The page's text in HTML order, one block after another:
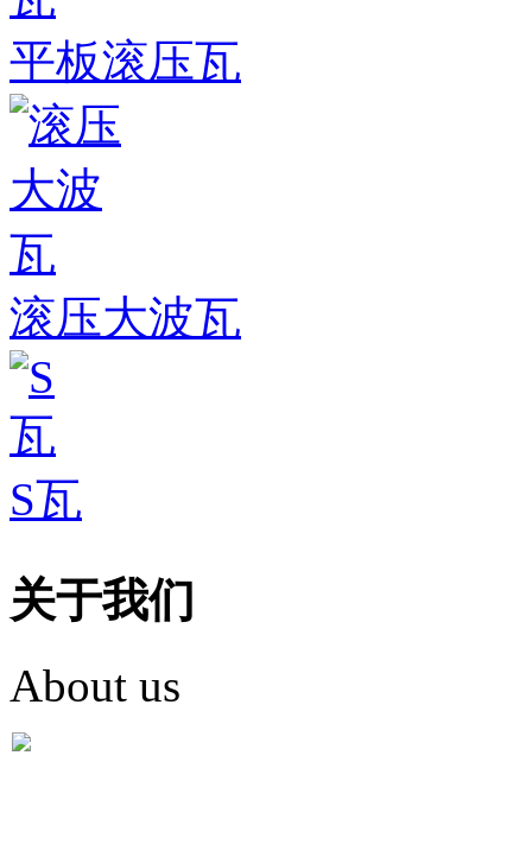
平板滚压瓦
滚压大波瓦
S瓦
关于我们
About us